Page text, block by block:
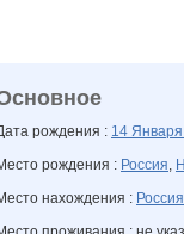
рождения : 14
рождения : Россия,
нахождения : Россия